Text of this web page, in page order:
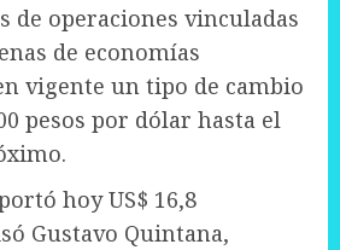
de operaciones vinculadas
de economías
vigente un tipo de cambio
pesos por dólar hasta el
hoy US$ 16,8
Gustavo Quintana,